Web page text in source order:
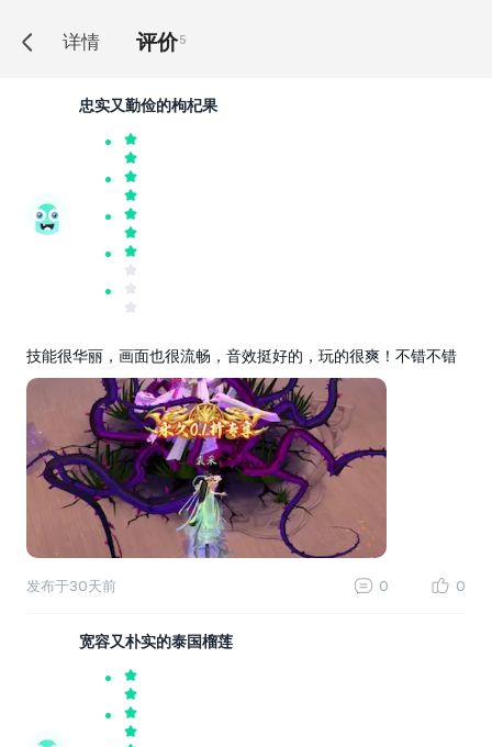
详情 评价5
忠实又勤俭的枸杞果
技能很华丽，画面也很流畅，音效挺好的，玩的很爽！不错不错
发布于30天前 0 0
宽容又朴实的泰国榴莲